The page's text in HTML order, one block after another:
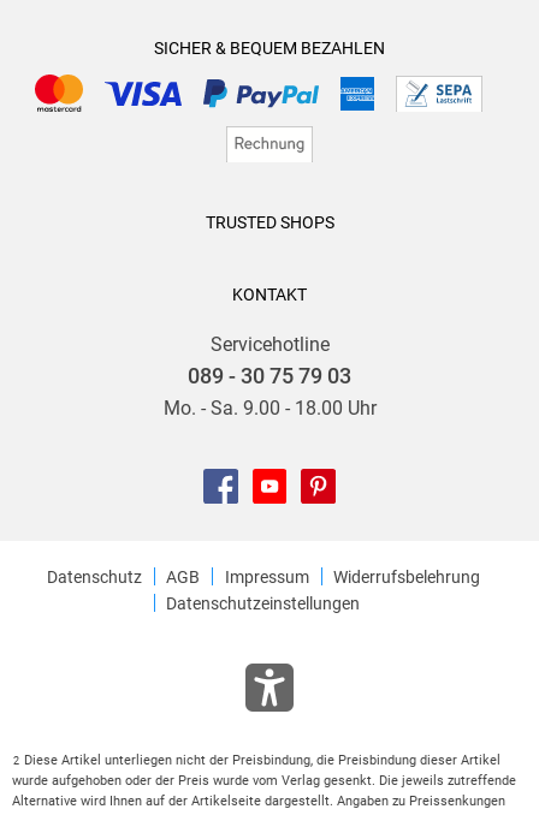
SICHER & BEQUEM BEZAHLEN
TRUSTED SHOPS
KONTAKT
Servicehotline
089 - 30 75 79 03
Mo. - Sa. 9.00 - 18.00 Uhr
Datenschutz AGB Impressum
Widerrufsbelehrung
Datenschutzeinstellungen
2 Diese Artikel unterliegen nicht der Preisbindung, die Preisbindung dieser Artikel
wurde aufgehoben oder der Preis wurde vom Verlag gesenkt. Die jeweils zutreffende
Alternative wird Ihnen auf der Artikelseite dargestellt. Angaben zu Preissenkungen